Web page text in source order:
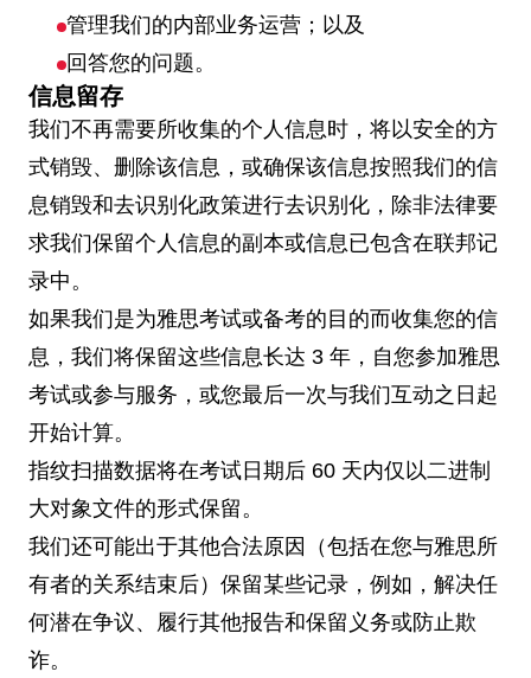
管理我们的内部业务运营；以及
回答您的问题。
信息留存
我们不再需要所收集的个人信息时，将以安全的方
式销毁、删除该信息，或确保该信息按照我们的信
息销毁和去识别化政策进行去识别化，除非法律要
求我们保留个人信息的副本或信息已包含在联邦记
录中。
如果我们是为雅思考试或备考的目的而收集您的信
息，我们将保留这些信息长达 3 年，自您参加雅思
考试或参与服务，或您最后一次与我们互动之日起
开始计算。
指纹扫描数据将在考试日期后 60 天内仅以二进制
大对象文件的形式保留。
我们还可能出于其他合法原因（包括在您与雅思所
有者的关系结束后）保留某些记录，例如，解决任
何潜在争议、履行其他报告和保留义务或防止欺
诈。